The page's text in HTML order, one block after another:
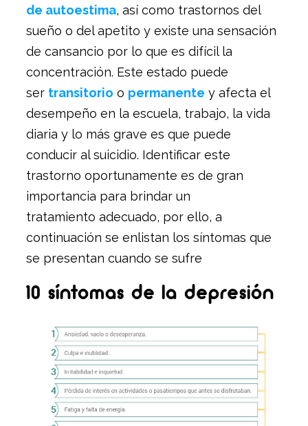
de autoestima, así como trastornos del
sueño o del apetito y existe una sensación
de cansancio por lo que es difícil la
concentración. Este estado puede
ser transitorio o permanente y afecta el
desempeño en la escuela, trabajo, la vida
diaria y lo más grave es que puede
conducir al suicidio. Identificar este
trastorno oportunamente es de gran
importancia para brindar un
tratamiento adecuado, por ello, a
continuación se enlistan los síntomas que
se presentan cuando se sufre
10 síntomas de la depresión